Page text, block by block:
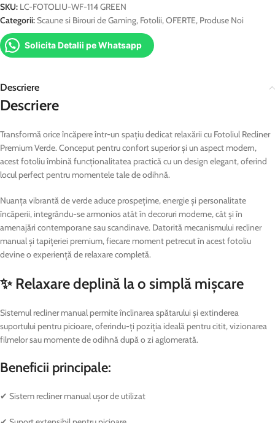
SKU: LC-FOTOLIU-WF-114 GREEN
Categorii:Scaune si Birouri de Gaming, Fotolii,OFERTE, Produse Noi
Solicita Detalii pe Whatsapp
Descriere
Descriere
Transformă orice încăpere într-un spațiu dedicat relaxării cu Fotoliul Recliner
Premium Verde. Conceput pentru confort superior și un aspect modern,
acest fotoliu îmbină funcționalitatea practică cu un design elegant, oferind
locul perfect pentru momentele tale de odihnă.
Nuanța vibrantă de verde aduce prospețime, energie și personalitate
încăperii, integrându-se armonios atât în decoruri moderne, cât și în
amenajări contemporane sau scandinave. Datorită mecanismului recliner
manual și tapițeriei premium, fiecare moment petrecut în acest fotoliu
devine o experiență de relaxare completă.
✨ Relaxare deplină la o simplă mișcare
Sistemul recliner manual permite înclinarea spătarului și extinderea
suportului pentru picioare, oferindu-ți poziția ideală pentru citit, vizionarea
filmelor sau momente de odihnă după o zi aglomerată.
Beneficii principale:
✔ Sistem recliner manual ușor de utilizat